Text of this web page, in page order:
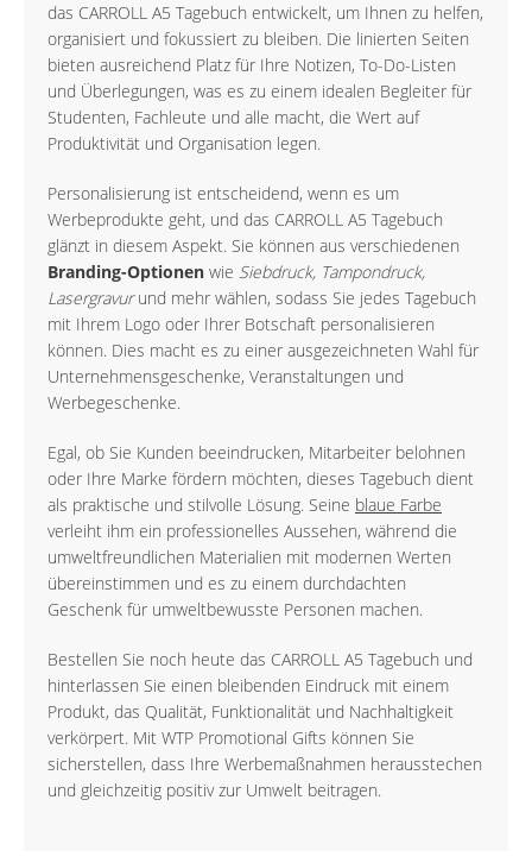
das CARROLL A5 Tagebuch entwickelt, um Ihnen zu helfen,
organisiert und fokussiert zu bleiben. Die linierten Seiten
bieten ausreichend Platz für Ihre Notizen, To-Do-Listen
und Überlegungen, was es zu einem idealen Begleiter für
Studenten, Fachleute und alle macht, die Wert auf
Produktivität und Organisation legen.
Personalisierung ist entscheidend, wenn es um
Werbeprodukte geht, und das CARROLL A5 Tagebuch
glänzt in diesem Aspekt. Sie können aus verschiedenen
Branding-Optionen wie Siebdruck, Tampondruck,
Lasergravurund mehr wählen, sodass Sie jedes Tagebuch
mit Ihrem Logo oder Ihrer Botschaft personalisieren
können. Dies macht es zu einer ausgezeichneten Wahl für
Unternehmensgeschenke, Veranstaltungen und
Werbegeschenke.
Egal, ob Sie Kunden beeindrucken, Mitarbeiter belohnen
oder Ihre Marke fördern möchten, dieses Tagebuch dient
als praktische und stilvolle Lösung. Seine blaue Farbe
verleiht ihm ein professionelles Aussehen, während die
umweltfreundlichen Materialien mit modernen Werten
übereinstimmen und es zu einem durchdachten
Geschenk für umweltbewusste Personen machen.
Bestellen Sie noch heute das CARROLL A5 Tagebuch und
hinterlassen Sie einen bleibenden Eindruck mit einem
Produkt, das Qualität, Funktionalität und Nachhaltigkeit
verkörpert. Mit WTP Promotional Gifts können Sie
sicherstellen, dass Ihre Werbemaßnahmen herausstechen
und gleichzeitig positiv zur Umwelt beitragen.